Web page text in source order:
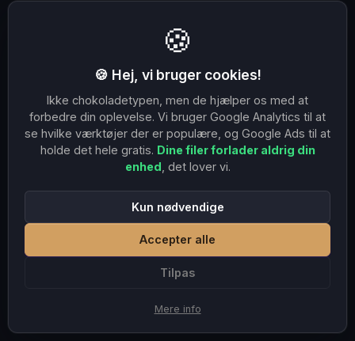
🍪
🍪 Hej, vi bruger cookies!
Ikke chokoladetypen, men de hjælper os med at
forbedre din oplevelse. Vi bruger Google Analytics til at
se hvilke værktøjer der er populære, og Google Ads til at
holde det hele gratis. Dine filer forlader aldrig din
enhed , det lover vi.
Tilpas
Kun nødvendige
Accepter alle
Mere info